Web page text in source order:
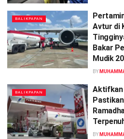
BALIKPAPAN
Avtur di
Bakar
Mudik
BY
BALIKPAPAN
Aktifkan
BY